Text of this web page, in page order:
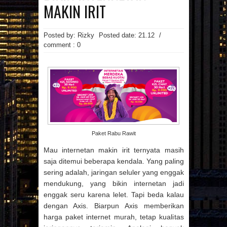
MANFAAT MAJU
MINUMAN
OTOMOTIF
PEMBANGUNAN
PENDIDIKAN
PERCETAKAN
PRAGNANCY
PROPERTI
REVIEW
SMARTPHONE
SNAPPY
SPA
SPORTS
TECHNOLOGY
TEKNOLOGI
TIPS
TRAVEL
TREVEL
UMUM
UNIVERSITAS
WANITA WISATA
Arsip Blog
2026 (7) ►
► 2022 ► 2021
► 2020 (29) ► 2019 (123)
▼ 2018 (135)
► DESEMBER (8)
► NOVEMBER (12)
► OKTOBER (7)
► 2017 (86) ► 2016 (107)
► 2015 (50)
MAKIN IRIT
Posted by: Rizky Posted date: 21.12
/
comment : 0
Paket Rabu Rawit
Mau internetan makin irit ternyata masih
saja ditemui beberapa kendala. Yang paling
sering adalah, jaringan seluler yang enggak
mendukung, yang bikin internetan jadi
enggak seru karena lelet. Tapi beda kalau
dengan Axis. Biarpun Axis memberikan
harga paket internet murah, tetap kualitas